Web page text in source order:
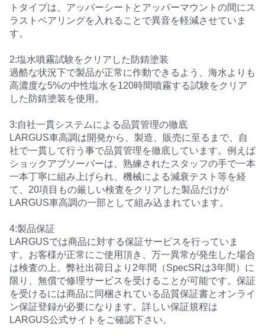
トタイプは、アッパーシートとアッパーマウントの間にス
ラストベアリングを入れることで異音を軽減させていま
す。
2:塩水噴霧試験をクリアした防錆塗装
過酷な状況下で製品が正常に作動できるよう、海水よりも
高濃度な5%の中性塩水を120時間噴霧する試験をクリア
した防錆塗装を使用。
3:自社一貫システムによる品質管理の徹底
LARGUS車高調は開発から、製造、販売に至るまで、自
社で一貫して行う事で品質管理を徹底しています。例えば
ショックアブソーバーは、熟練されたスタッフの手で一本
一本丁寧に組み上げられ、機械による減衰テスト等を経
て、20項目もの厳しい検査をクリアした製品だけが
LARGUS車高調の一部として組み込まれています。
4:製品保証
LARGUSでは商品に対する保証サービスを行っていま
す。お客様が正常にご使用頂き、万一異常が発生した場合
は検査の上、弊社出荷日より2年間（SpecSRは3年間）に
限り、無償で修理サービスを受けることが可能です。保証
を受けるには商品に同梱されている品質保証書とオンライ
ン保証登録が必要になります。詳しい保証規程は
LARGUS公式サイトをご確認下さい。